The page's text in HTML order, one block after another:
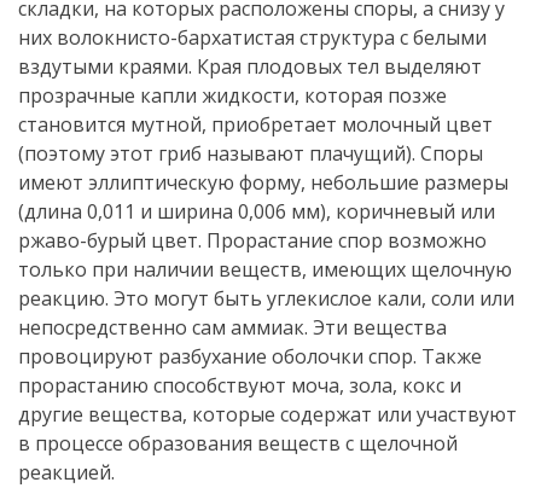
складки, на которых расположены споры, а снизу у
них волокнисто-бархатистая структура с белыми
вздутыми краями. Края плодовых тел выделяют
прозрачные капли жидкости, которая позже
становится мутной, приобретает молочный цвет
(поэтому этот гриб называют плачущий). Споры
имеют эллиптическую форму, небольшие размеры
(длина 0,011 и ширина 0,006 мм), коричневый или
ржаво-бурый цвет. Прорастание спор возможно
только при наличии веществ, имеющих щелочную
реакцию. Это могут быть углекислое кали, соли или
непосредственно сам аммиак. Эти вещества
провоцируют разбухание оболочки спор. Также
прорастанию способствуют моча, зола, кокс и
другие вещества, которые содержат или участвуют
в процессе образования веществ с щелочной
реакцией.